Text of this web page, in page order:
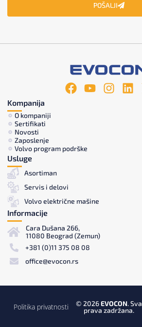
POŠALJI
Kompanija
O kompaniji
Sertifikati
Novosti
Zaposlenje
Volvo program podrške
Usluge
Asortiman
Servis i delovi
Volvo električne mašine
Informacije
Cara Dušana 266,
11080 Beograd (Zemun)
+381 (0)11 375 08 08
office@evocon.rs
Politika privatnosti © 2026EVOCON. Sva
prava zadržana.